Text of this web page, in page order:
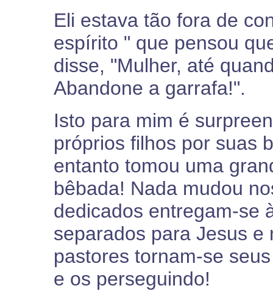
Eli estava tão fora de
espírito " que pensou
disse, "Mulher, até
Abandone a garrafa!".
Isto para mim é
próprios filhos por suas
entanto tomou uma
bêbada! Nada mudou
dedicados entregam-se
separados para Jesus
pastores tornam-se
e os perseguindo!